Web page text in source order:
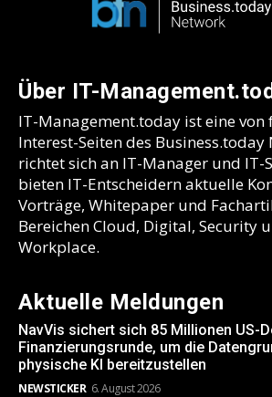
Über IT-
IT-Management.today ist eine von
Interest-Seiten des
richtet sich an IT-Manager und IT-
bieten IT-Entscheidern aktuelle
Vorträge, Whitepaper und
Bereichen Cloud, Digital, Security
Workplace.
Aktuelle Meldungen
NavVis sichert sich 85 Millionen US-
Finanzierungsrunde, um die
physische KI bereitzustellen
NEWSTICKER 6. August 2026